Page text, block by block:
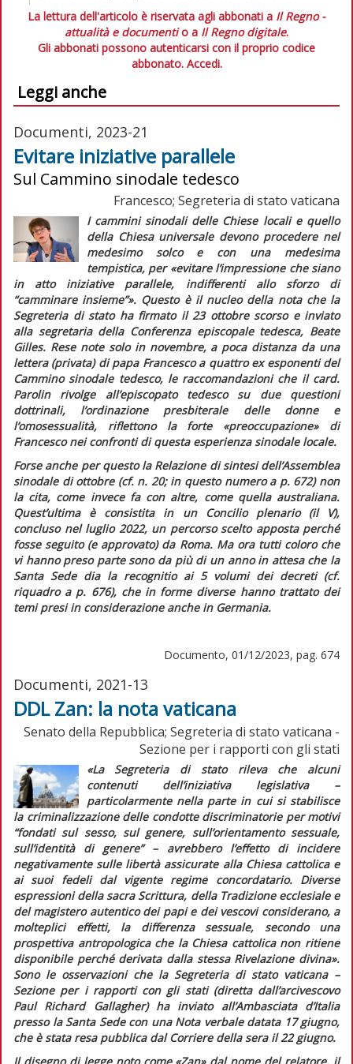
La lettura dell'articolo è riservata agli abbonati a Il Regno -
attualità e documentio a Il Regno digitale.
Gli abbonati possono autenticarsi con il proprio codice
abbonato. Accedi.
Leggi anche
Documenti, 2023-21
Evitare iniziative parallele
Sul Cammino sinodale tedesco
Francesco; Segreteria di stato vaticana
I cammini sinodali delle Chiese locali e quello
della Chiesa universale devono procedere nel
medesimo solco e con una medesima
tempistica, per «evitare l’impressione che siano
in atto iniziative parallele, indifferenti allo sforzo di
“camminare insieme”». Questo è il nucleo della nota che la
Segreteria di stato ha firmato il 23 ottobre scorso e inviato
alla segretaria della Conferenza episcopale tedesca, Beate
Gilles. Rese note solo in novembre, a poca distanza da una
lettera (privata) di papa Francesco a quattro ex esponenti del
Cammino sinodale tedesco, le raccomandazioni che il card.
Parolin rivolge all’episcopato tedesco su due questioni
dottrinali, l’ordinazione presbiterale delle donne e
l’omosessualità, riflettono la forte «preoccupazione»di
Francesco nei confronti di questa esperienza sinodale locale.
Forse anche per questo la Relazione di sintesidell’Assemblea
sinodale di ottobre (cf. n. 20; in questo numeroa p. 672) non
la cita, come invece fa con altre, come quella australiana.
Quest’ultima è consistita in un Concilio plenario (il V),
concluso nel luglio 2022, un percorso scelto apposta perché
fosse seguito (e approvato) da Roma. Ma ora tutti coloro che
vi hanno preso parte sono da più di un anno in attesa che la
Santa Sede dia la recognitio ai 5 volumi dei decreti (cf.
riquadroa p. 676), che in forme diverse hanno trattato dei
temi presi in considerazione anche in Germania.
Documento, 01/12/2023, pag. 674
Documenti, 2021-13
DDL Zan: la nota vaticana
Senato della Repubblica; Segreteria di stato vaticana -
Sezione per i rapporti con gli stati
«La Segreteria di stato rileva che alcuni
contenuti dell’iniziativa legislativa –
particolarmente nella parte in cui si stabilisce
la criminalizzazione delle condotte discriminatorie per motivi
“fondati sul sesso, sul genere, sull’orientamento sessuale,
sull’identità di genere” – avrebbero l’effetto di incidere
negativamente sulle libertà assicurate alla Chiesa cattolica e
ai suoi fedeli dal vigente regime concordatario. Diverse
espressioni della sacra Scrittura, della Tradizione ecclesiale e
del magistero autentico dei papi e dei vescovi considerano, a
molteplici effetti, la differenza sessuale, secondo una
prospettiva antropologica che la Chiesa cattolica non ritiene
disponibile perché derivata dalla stessa Rivelazione divina».
Sono le osservazioni che la Segreteria di stato vaticana –
Sezione per i rapporti con gli stati (diretta dall’arcivescovo
Paul Richard Gallagher) ha inviato all’Ambasciata d’Italia
presso la Santa Sede con una Nota verbaledatata 17 giugno,
che è stata resa pubblica dal Corriere della sera il 22 giugno.